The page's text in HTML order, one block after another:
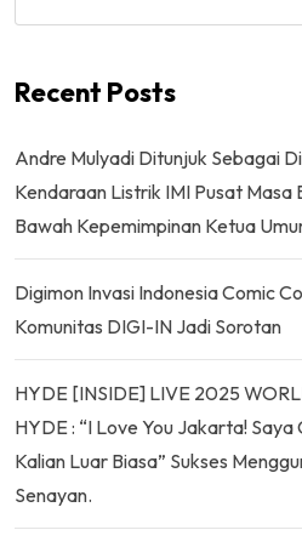
Recent Posts
Andre Mulyadi Ditunjuk Sebagai
Kendaraan Listrik IMI Pusat
Bawah Kepemimpinan Ketua
Digimon Invasi Indonesia Comic
Komunitas DIGI-IN Jadi Sorotan
HYDE [INSIDE] LIVE 2025
HYDE : “I Love You Jakarta!
Kalian Luar Biasa” Sukses
Senayan.